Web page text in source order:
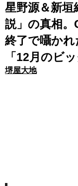
星野源＆新垣
説」の真相。
終了で囁かれ
「12月のビ
堺屋大地